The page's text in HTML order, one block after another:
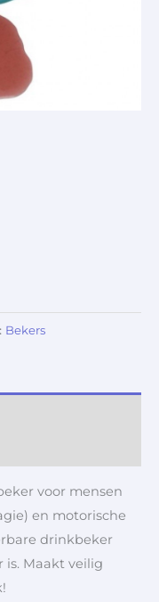
Bekers
voor mensen
en motorische
drinkbeker
is. Maakt veilig